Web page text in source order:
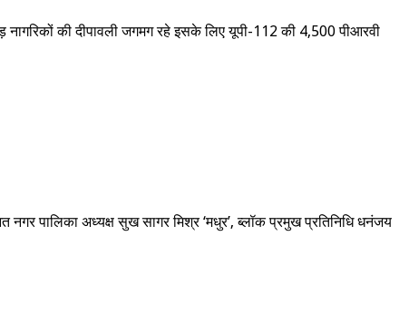
की दीपावली जगमग रहे इसके लिए यूपी-112 की 4,500 पीआरवी
नगर पालिका अध्यक्ष सुख सागर मिश्र ‘मधुर’, ब्लॉक प्रमुख प्रतिनिधि धनंजय